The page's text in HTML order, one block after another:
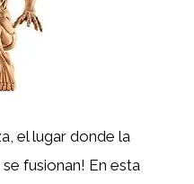
el lugar donde la
fusionan! En esta